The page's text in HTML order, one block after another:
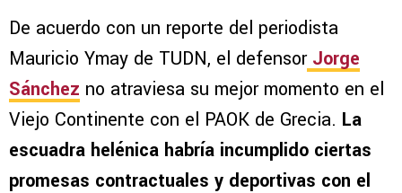
De acuerdo con un reporte del periodista
Mauricio Ymay de TUDN, el defensor Jorge
Sánchez no atraviesa su mejor momento en el
Viejo Continente con el PAOK de Grecia. La
escuadra helénica habría incumplido ciertas
promesas contractuales y deportivas con el